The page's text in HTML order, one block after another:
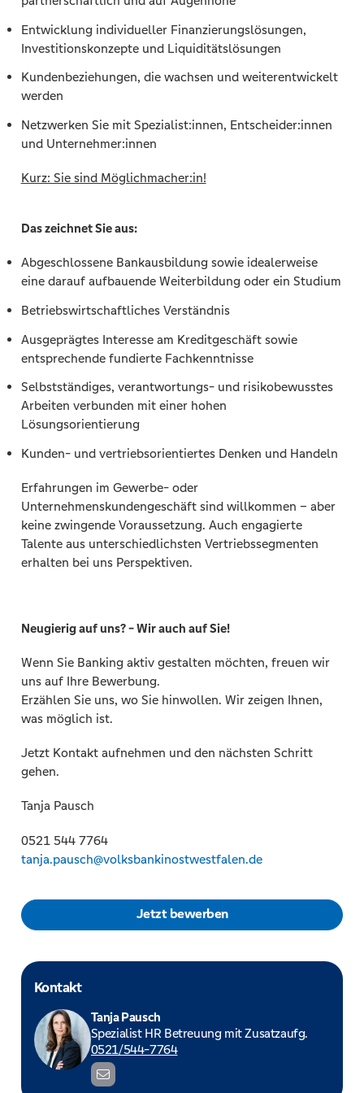
Entwicklung individueller Finanzierungslösungen,
Investitionskonzepte und Liquiditätslösungen
Kundenbeziehungen, die wachsen und weiterentwickelt
werden
Netzwerken Sie mit Spezialist:innen, Entscheider:innen
und Unternehmer:innen
Kurz: Sie sind Möglichmacher:in!
Das zeichnet Sie aus:
Abgeschlossene Bankausbildung sowie idealerweise
eine darauf aufbauende Weiterbildung oder ein Studium
Betriebswirtschaftliches Verständnis
Ausgeprägtes Interesse am Kreditgeschäft sowie
entsprechende fundierte Fachkenntnisse
Selbstständiges, verantwortungs- und risikobewusstes
Arbeiten verbunden mit einer hohen
Lösungsorientierung
Kunden- und vertriebsorientiertes Denken und Handeln
Erfahrungen im Gewerbe- oder
Unternehmenskundengeschäft sind willkommen – aber
keine zwingende Voraussetzung. Auch engagierte
Talente aus unterschiedlichsten Vertriebssegmenten
erhalten bei uns Perspektiven.
Neugierig auf uns? - Wir auch auf Sie!
Wenn Sie Banking aktiv gestalten möchten, freuen wir
uns auf Ihre Bewerbung.
Erzählen Sie uns, wo Sie hinwollen. Wir zeigen Ihnen,
was möglich ist.
Jetzt Kontakt aufnehmen und den nächsten Schritt
gehen.
Tanja Pausch
0521 544 7764
tanja.pausch@volksbankinostwestfalen.de
Jetzt bewerben
Kontakt
Tanja Pausch
Spezialist HR Betreuung mit Zusatzaufg.
0521/544-7764
t